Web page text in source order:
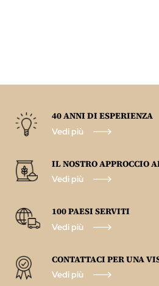
40 ANNI DI ESPERIENZA
Vedi più
IL NOSTRO APPROCCIO
Vedi più
100 PAESI SERVITI
Vedi più
CONTATTACI PER UNA
Vedi più